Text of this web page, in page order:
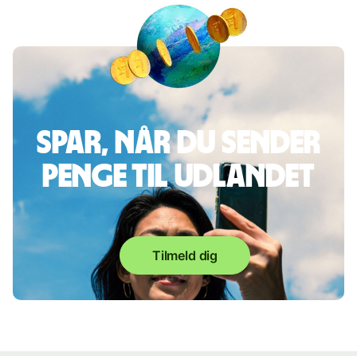
Spar, når du sender
penge til udlandet
Tilmeld dig